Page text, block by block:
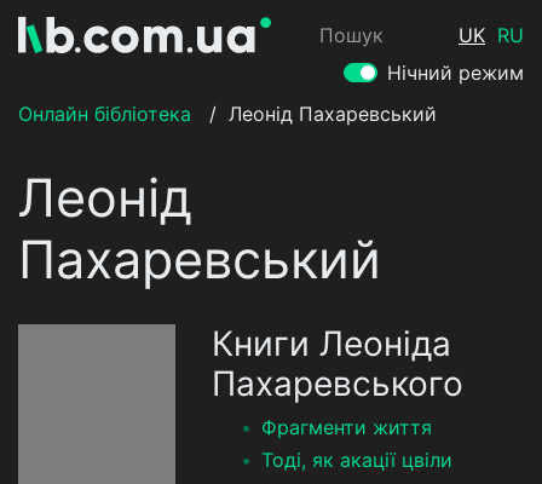
Пошук UK RU
Нічний режим
Онлайн бібліотека
/ Леонід Пахаревський
Леонід
Пахаревський
Книги Леоніда
Пахаревського
Фрагменти життя
Тоді, як акації цвіли